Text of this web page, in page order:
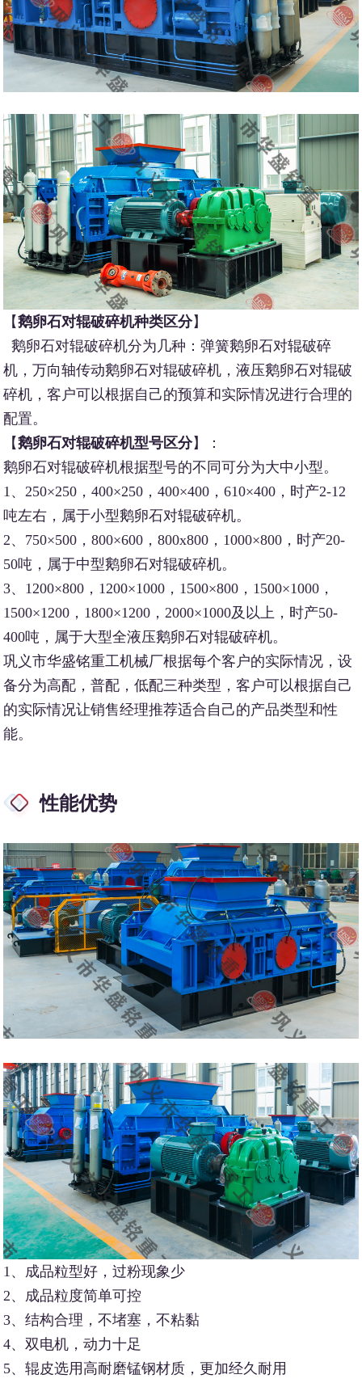
【鹅卵石对辊破碎机种类区分】
鹅卵石对辊破碎机分为几种：弹簧鹅卵石对辊破碎
机，万向轴传动鹅卵石对辊破碎机，液压鹅卵石对辊破
碎机，客户可以根据自己的预算和实际情况进行合理的
配置。
【鹅卵石对辊破碎机型号区分】：
鹅卵石对辊破碎机根据型号的不同可分为大中小型。
1、250×250，400×250，400×400，610×400，时产2-12
吨左右，属于小型鹅卵石对辊破碎机。
2、750×500，800×600，800x800，1000×800，时产20-
50吨，属于中型鹅卵石对辊破碎机。
3、1200×800，1200×1000，1500×800，1500×1000，
1500×1200，1800×1200，2000×1000及以上，时产50-
400吨，属于大型全液压鹅卵石对辊破碎机。
巩义市华盛铭重工机械厂根据每个客户的实际情况，设
备分为高配，普配，低配三种类型，客户可以根据自己
的实际情况让销售经理推荐适合自己的产品类型和性
能。
性能优势
1、成品粒型好，过粉现象少
2、成品粒度简单可控
3、结构合理，不堵塞，不粘黏
4、双电机，动力十足
5、辊皮选用高耐磨锰钢材质，更加经久耐用